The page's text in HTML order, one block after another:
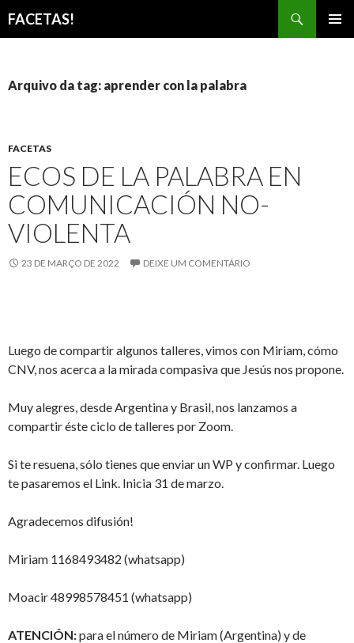
FACETAS!
CONTEÚDO
Arquivo da tag: aprender con la palabra
FACETAS
ECOS DE LA PALABRA EN
COMUNICACIÓN NO-
VIOLENTA
23 DE MARÇO DE 2022 DEIXE UM COMENTÁRIO
Luego de compartir algunos talleres, vimos con Miriam, cómo
CNV, nos acerca a la mirada compasiva que Jesús nos propone.
Muy alegres, desde Argentina y Brasil, nos lanzamos a
compartir éste ciclo de talleres por Zoom.
Si te resuena, sólo tienes que enviar un WP y confirmar. Luego
te pasaremos el Link. Inicia 31 de marzo.
Agradecemos difusión!
Miriam 1168493482 (whatsapp)
Moacir 48998578451 (whatsapp)
ATENCIÓN:para el número de Miriam (Argentina) y de